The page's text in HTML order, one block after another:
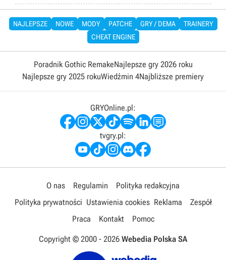
NAJLEPSZE NOWE MODY PATCHE GRY / DEMA
TRAINERY
CHEAT ENGINE
Poradnik Gothic RemakeNajlepsze gry 2026 roku
Najlepsze gry 2025 rokuWiedźmin 4Najbliższe premiery
GRYOnline.pl:
tvgry.pl:
O nas Regulamin
Polityka redakcyjna
Polityka prywatności Ustawienia cookies Reklama
Zespół
Praca
Kontakt Pomoc
Copyright © 2000 - 2026 Webedia Polska SA